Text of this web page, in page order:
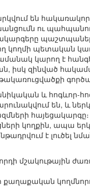
են
ու
կողմի պետական
կարող է
իսկ զինված
և հոգևոր-
են, և
կողքին, ապա
ենթադրվում է
մշակութային